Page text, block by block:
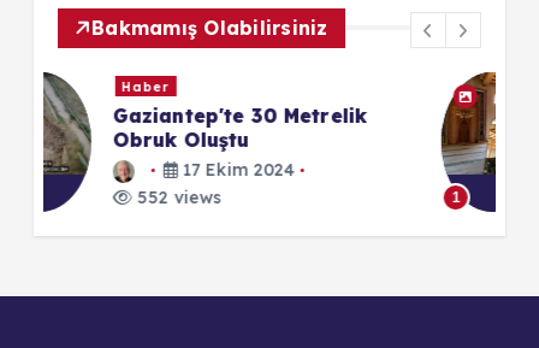
Bakmamış Olabilirsiniz
1
Afyonkarahisar - Merkez -
Paşa Camii - 5 Nisan 2024
24 Ekim 2025
552 views